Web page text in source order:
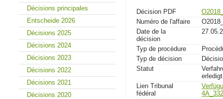
Décision PDF
Numéro de l'affaire
Date de la
décision
Typ de procédure
Typ de décision
Statut
Lien Tribunal
fédéral
Décisions principales
Entscheide 2026
Décisions 2025
Décisions 2024
Décisions 2023
Décisions 2022
Décisions 2021
Décisions 2020